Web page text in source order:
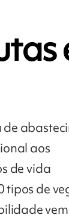
de
aos
de vida
tipos de